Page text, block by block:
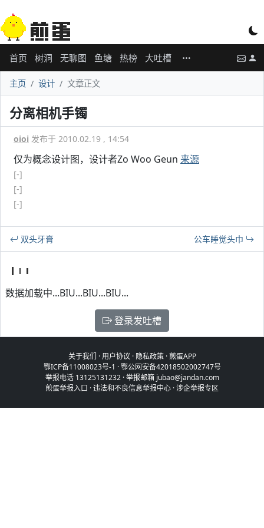
首页 树洞 无聊图 鱼塘 热榜 大吐槽
主页 设计 文章正文
分离相机手镯
oioi 发布于 2010.02.19 , 14:54
仅为概念设计图，设计者Zo Woo Geun 来源
[-]
[-]
[-]
双头牙膏 公车睡觉头巾
数据加载中...BIU...BIU...BIU...
登录发吐槽
关于我们 ·用户协议 · 隐私政策·煎蛋APP
鄂ICP备11008023号-1 ·鄂公网安备42018502002747号
举报电话 13125131232 · 举报邮箱 jubao@jandan.com
煎蛋举报入口 ·违法和不良信息举报中心 ·涉企举报专区